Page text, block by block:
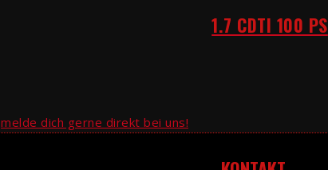
1.7 CDTI 100 PS
melde dich gerne direkt bei uns!